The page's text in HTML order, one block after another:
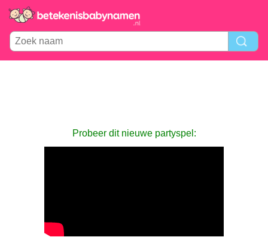
Probeer dit nieuwe partyspel: